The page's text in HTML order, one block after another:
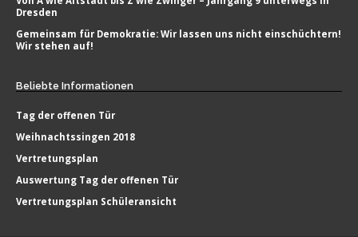
Dresden
Gemeinsam für Demokratie: Wir lassen uns nicht einschüchtern!
Wir stehen auf!
Beliebte Informationen
Tag der offenen Tür
Weihnachtssingen 2018
Vertretungsplan
Auswertung Tag der offenen Tür
Vertretungsplan Schüleransicht